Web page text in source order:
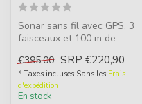
Sonar sans fil avec GPS, 3
faisceaux et 100 m de
bate...
€395,00 SRP €220,90
* Taxes incluses Sans les Frais
d'expédition
En stock